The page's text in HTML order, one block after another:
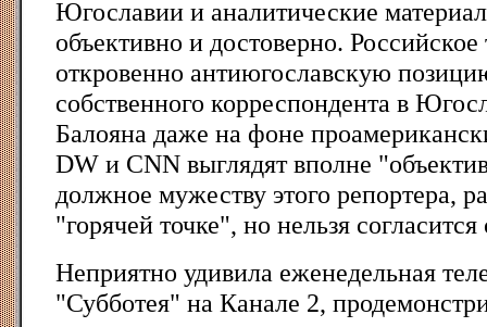
Югославии и аналитические
объективно и достоверно. Российское
откровенно антиюгославскую
собственного корреспондента в
Балояна даже на фоне
DW и CNN выглядят вполне
должное мужеству этого репортера,
"горячей точке", но нельзя
Неприятно удивила еженедельная
"Субботея" на Канале 2,